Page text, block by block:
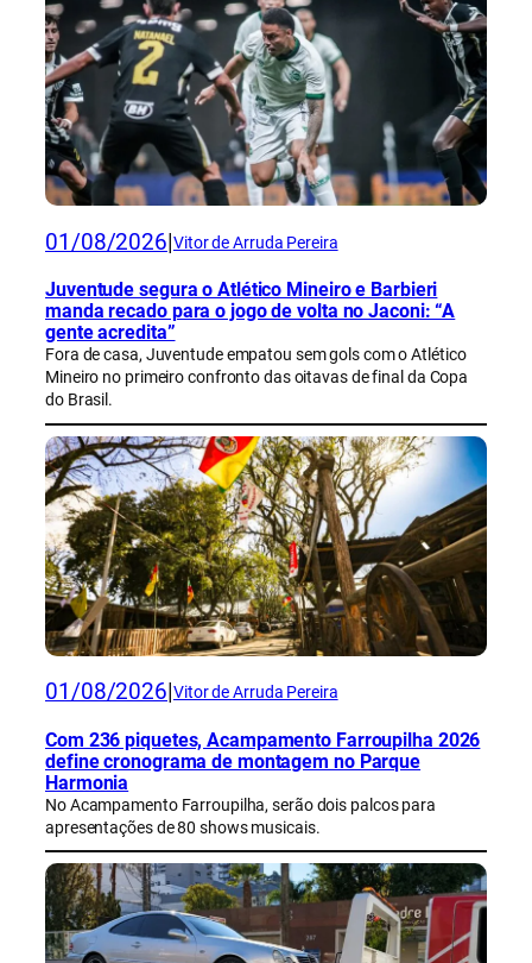
01/08/2026 Vitor de Arruda Pereira
Juventude segura o Atlético Mineiro e Barbieri
manda recado para o jogo de volta no Jaconi: “A
gente acredita”
Fora de casa, Juventude empatou sem gols com o Atlético
Mineiro no primeiro confronto das oitavas de final da Copa
do Brasil.
01/08/2026 Vitor de Arruda Pereira
Com 236 piquetes, Acampamento Farroupilha 2026
define cronograma de montagem no Parque
Harmonia
No Acampamento Farroupilha, serão dois palcos para
apresentações de 80 shows musicais.